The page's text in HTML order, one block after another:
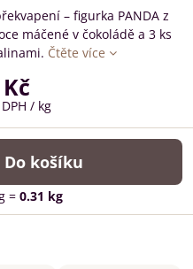
– figurka PANDA z
máčené v čokoládě a 3 ks
Čtěte více
/ kg
Do košíku
= 0.31 kg